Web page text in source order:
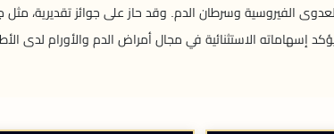
الفيروسية وسرطان الدم. وقد حاز على جوائز تقديرية، مثل
إسهاماته الاستثنائية في مجال أمراض الدم والأورام لدى